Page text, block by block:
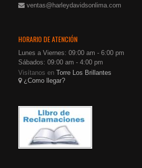
ventas@harleydavidsonlima.com
HORARIO DE ATENCIÓN
Lunes a Viernes: 09:00 am - 6:00 pm
Sábados: 09:00 am - 4:00 pm
Visítanos enTorre Los Brillantes
¿Como llegar?